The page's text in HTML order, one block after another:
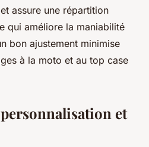
assure une répartition
qui améliore la maniabilité
bon ajustement minimise
à la moto et au top case
et